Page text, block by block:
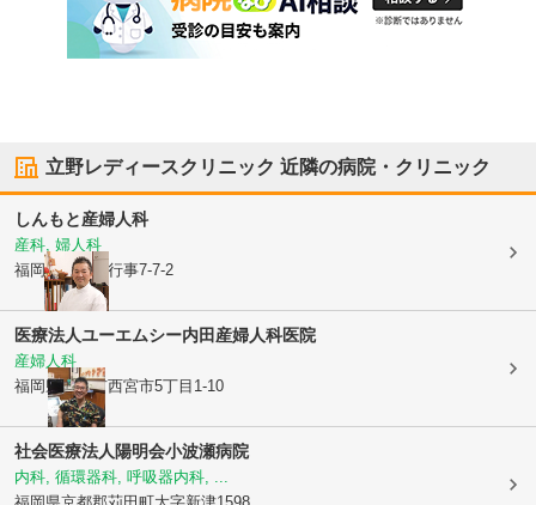
立野レディースクリニック 近隣の病院・クリニック
しんもと産婦人科
産科, 婦人科
福岡県行橋市 行事7-7-2
医療法人ユーエムシー内田産婦人科医院
産婦人科
福岡県行橋市西宮市5丁目1-10
社会医療法人陽明会小波瀬病院
内科, 循環器科, 呼吸器内科, ...